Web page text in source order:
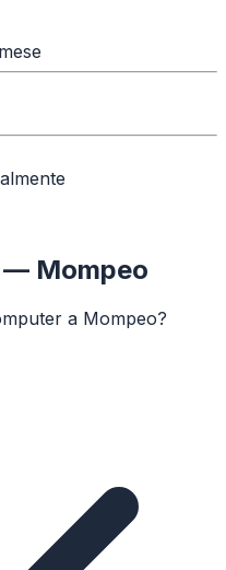
— Mompeo
a Mompeo?